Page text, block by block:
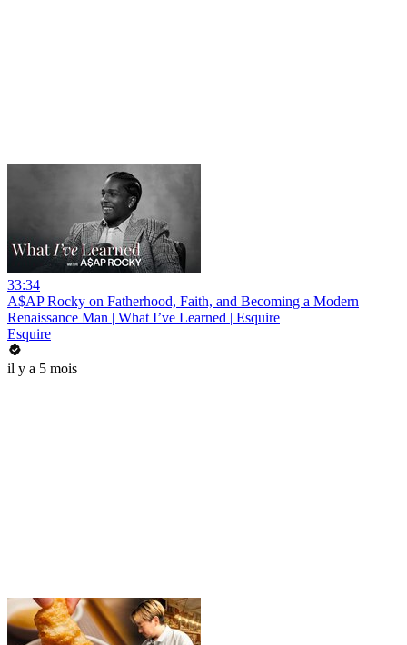
33:34
A$AP Rocky on Fatherhood, Faith, and Becoming a Modern
Renaissance Man | What I’ve Learned | Esquire
Esquire
il y a 5 mois